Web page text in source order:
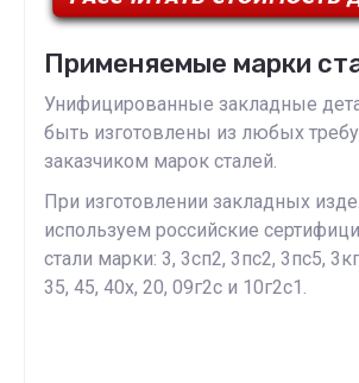
Применяемые марки
Унифицированные закладные
быть изготовлены из любых
заказчиком марок сталей.
При изготовлении закладных
используем российские
стали марки: 3, 3сп2, 3пс2, 3пс5,
35, 45, 40х, 20, 09г2с и 10г2с1.